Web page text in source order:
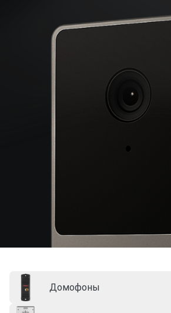
Домофоны